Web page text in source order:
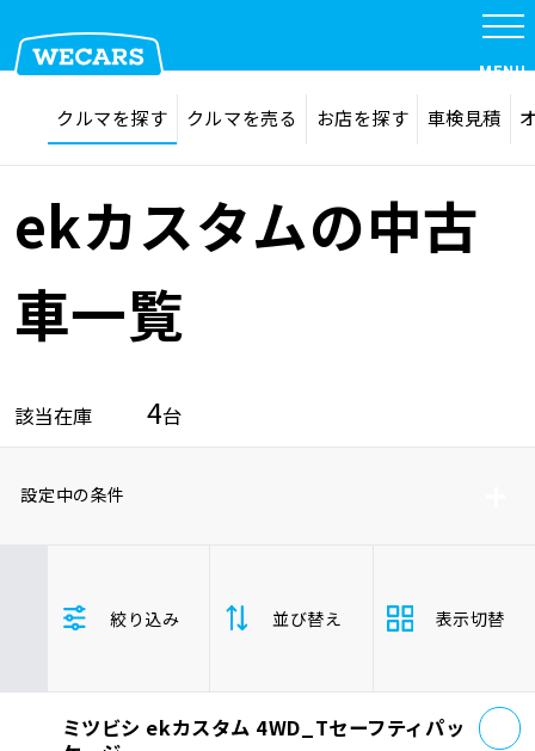
在庫検索 サイト内検索
MENU
クルマを探す
品質管理とサポート体制
お問い合わせ
クルマを探す クルマを売る お店を探す 車検見積
ekカスタムの中古
車一覧
該当在庫 4台
設定中の条件
ホンダ
マツダ
ミツビシ
ekカスタム
軽自動車
絞り込み 並び替え
支払総
安い順 高
表示切替
ミツビシ ekカスタム 4WD_Tセーフティパッ